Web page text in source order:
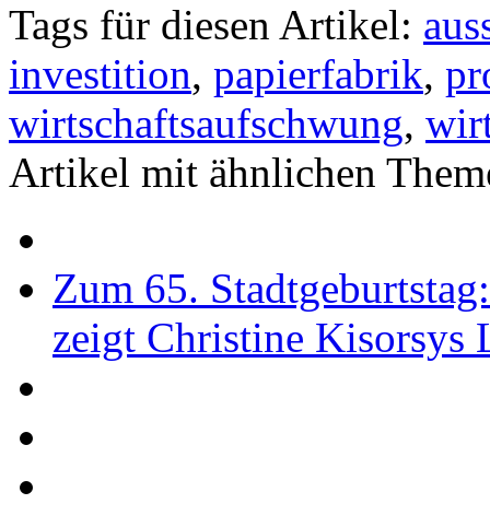
Tags für diesen Artikel:
investition, papierfabrik,
wirtschaftsaufschwung,
Artikel mit ähnlichen
Zum 65.
zeigt Christine Kisorsys